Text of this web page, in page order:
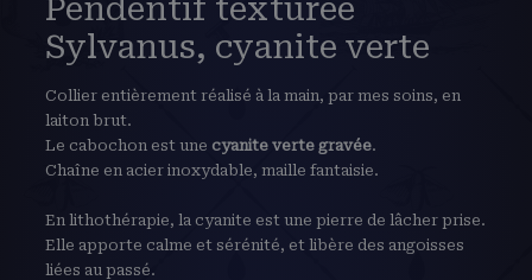
Pendentif texturée
Sylvanus, cyanite verte
Collier entièrement réalisé à la main, par mes soins, en
laiton brut.
Le cabochon est une cyanite verte gravée.
Chaîne en acier inoxydable, maille fantaisie.
En lithothérapie, la cyanite est une pierre de lâcher prise.
Elle apporte calme et sérénité, et libère des angoisses
liées au passé.